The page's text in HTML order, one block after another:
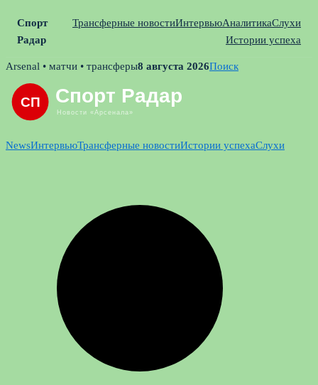
Спорт
Радар
Трансферные новостиИнтервьюАналитикаСлухи
Истории успеха
Skip
content
Arsenal • матчи • трансферы8 августа 2026Поиск
NewsИнтервьюТрансферные новостиИстории успехаСлухи